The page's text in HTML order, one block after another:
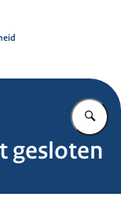
gesloten